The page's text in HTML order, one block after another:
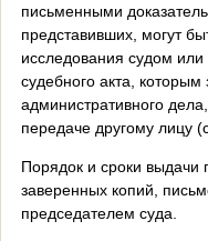
письменными
представивших, могут
исследования судом или
судебного акта, которым
административного
передаче другому лицу
Порядок и сроки выдачи
заверенных копий,
председателем суда.